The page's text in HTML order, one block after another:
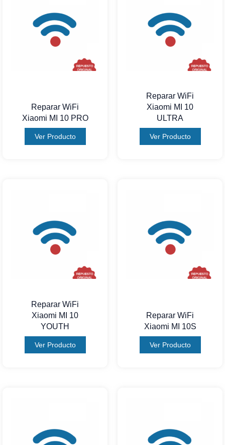
Reparar WiFi
Xiaomi MI 10 PRO
Ver Producto
Reparar WiFi
Xiaomi MI 10
ULTRA
Ver Producto
Reparar WiFi
Xiaomi MI 10
YOUTH
Ver Producto
Reparar WiFi
Xiaomi MI 10S
Ver Producto